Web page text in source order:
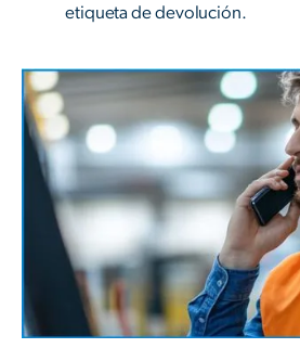
etiqueta de devolución.